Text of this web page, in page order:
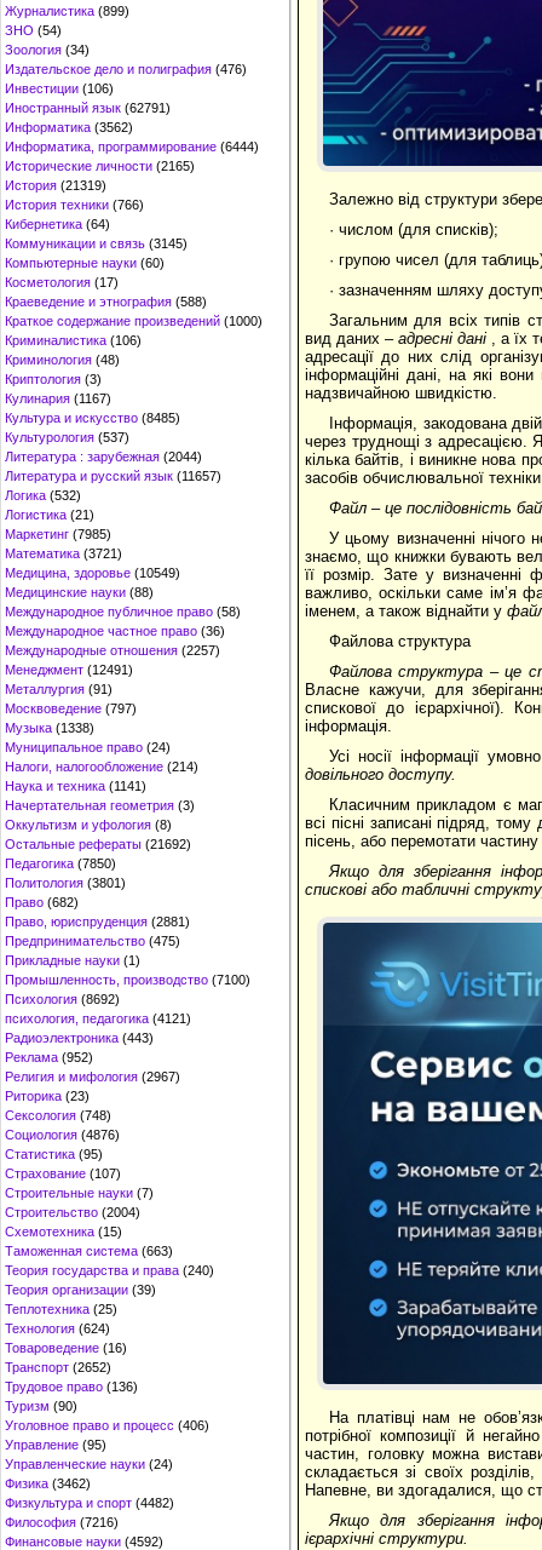
Журналистика (899)
ЗНО (54)
Зоология (34)
Издательское дело и полиграфия (476)
Инвестиции (106)
Иностранный язык (62791)
Информатика (3562)
Информатика, программирование (6444)
Исторические личности (2165)
История (21319)
История техники (766)
Кибернетика (64)
Коммуникации и связь (3145)
Компьютерные науки (60)
Косметология (17)
Краеведение и этнография (588)
Краткое содержание произведений (1000)
Криминалистика (106)
Криминология (48)
Криптология (3)
Кулинария (1167)
Культура и искусство (8485)
Культурология (537)
Литература : зарубежная (2044)
Литература и русский язык (11657)
Логика (532)
Логистика (21)
Маркетинг (7985)
Математика (3721)
Медицина, здоровье (10549)
Медицинские науки (88)
Международное публичное право (58)
Международное частное право (36)
Международные отношения (2257)
Менеджмент (12491)
Металлургия (91)
Москвоведение (797)
Музыка (1338)
Муниципальное право (24)
Налоги, налогообложение (214)
Наука и техника (1141)
Начертательная геометрия (3)
Оккультизм и уфология (8)
Остальные рефераты (21692)
Педагогика (7850)
Политология (3801)
Право (682)
Право, юриспруденция (2881)
Предпринимательство (475)
Прикладные науки (1)
Промышленность, производство (7100)
Психология (8692)
психология, педагогика (4121)
Радиоэлектроника (443)
Реклама (952)
Религия и мифология (2967)
Риторика (23)
Сексология (748)
Социология (4876)
Статистика (95)
Страхование (107)
Строительные науки (7)
Строительство (2004)
Схемотехника (15)
Таможенная система (663)
Теория государства и права (240)
Теория организации (39)
Теплотехника (25)
Технология (624)
Товароведение (16)
Транспорт (2652)
Трудовое право (136)
Туризм (90)
Уголовное право и процесс (406)
Управление (95)
Управленческие науки (24)
Физика (3462)
Физкультура и спорт (4482)
Философия (7216)
Финансовые науки (4592)
Залежно від структури
· числом (для списків);
· групою чисел (для
· зазначенням шляху
Загальним для всіх типів
вид даних –адресні дані , а їх
адресації до них слід
інформаційні дані, на які
надзвичайною швидкістю.
Інформація, закодована
через труднощі з адресацією.
кілька байтів, і виникне нова
засобів обчислювальної
Файл – це послідовність
У цьому визначенні
знаємо, що книжки бувають
її розмір. Зате у
важливо, оскільки саме ім’я
іменем, а також віднайти у
Файлова структура
Файлова структура – це
Власне кажучи, для
спискової до ієрархічної).
інформація.
Усі носії інформації
довільного доступу.
Класичним прикладом є
всі пісні записані підряд,
пісень, або перемотати частину
Якщо для зберігання
спискові або табличні
На платівці нам не
потрібної композиції й
частин, головку можна
складається зі своїх
Напевне, ви здогадалися, що
Якщо для зберігання
ієрархічні структури.